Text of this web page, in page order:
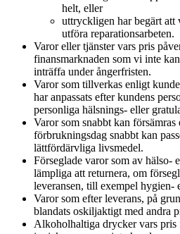
helt, eller
uttryckligen har begärt att
utföra reparationsarbeten.
Varor eller tjänster vars pris
finansmarknaden som vi inte
inträffa under ångerfristen.
Varor som tillverkas enligt
har anpassats efter kundens
personliga hälsnings- eller
Varor som snabbt kan försämras
förbrukningsdag snabbt kan
lättfördärvliga livsmedel.
Förseglade varor som av hälso-
lämpliga att returnera, om
leveransen, till exempel hygien-
Varor som efter leverans, på
blandats oskiljaktigt med andra
Alkoholhaltiga drycker vars pris